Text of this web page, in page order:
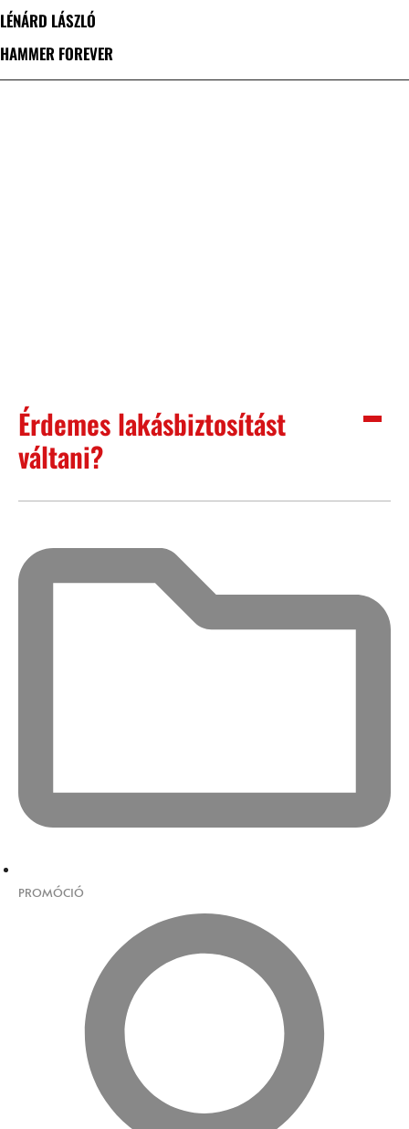
LÉNÁRD LÁSZLÓ
HAMMER FOREVER
Érdemes lakásbiztosítást
váltani?
PROMÓCIÓ